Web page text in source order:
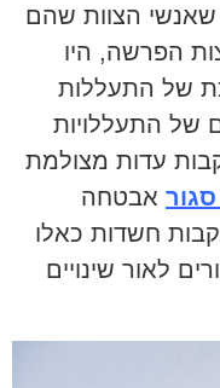
שאנשי הצוות שהם
הפרשה, היו
של התעללות
של התעללויות
עדות מצולמת
אבטחה
חשדות כאלו
לאור שינויים